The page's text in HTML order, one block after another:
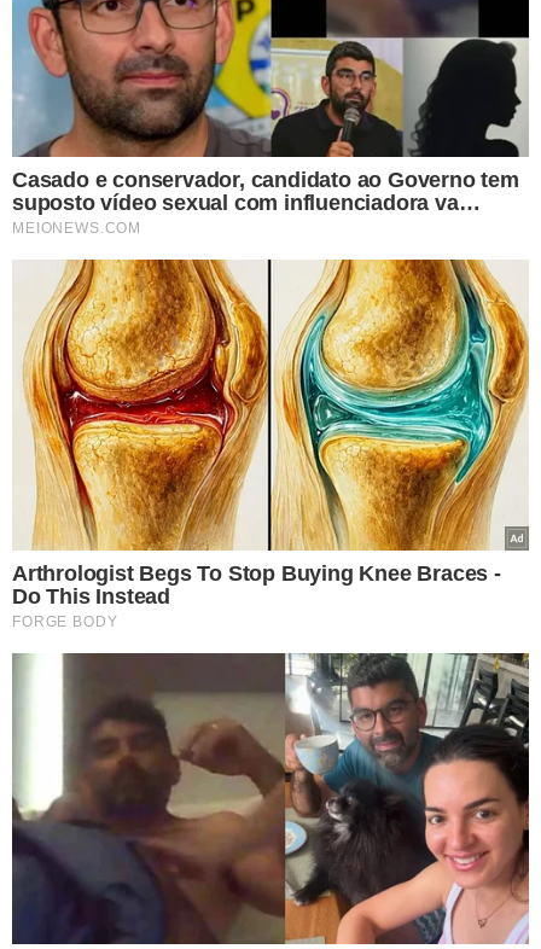
DISTRIBUIÇÃO DE VAGAS E SALÁRIOS
O concurso contemplou oportunidades para os cargos
de analista e técnico judiciário em diversas áreas. Veja
abaixo os detalhes:
Analista Judiciário(salário de R$ 13.994,78):
Área administrativa
biblioteconomia, enfermagem, engenharia (civil, elétrica,
mecânica), estatística, medicina (clínica médica,
psiquiatria, medicina do trabalho), odontologia,
psicologia, serviço social e tecnologia da informação.
Área judiciária: formação em Direito.
Técnico Judiciário:
Área administrativa (todas as formações)– R$ 8.529,65
Agente da Polícia Judicial– R$ 9.773,56
Programação de Sistemas– R$ 8.529,65
ALTA PROCURA
O concurso foi um dos mais concorridos da história da
Justiça Eleitoral, com mais de 637 mil inscrições. Deste
total, cerca de 344 mil foram para o cargo de técnico
judiciário e aproximadamente 293 mil para analista.
A lista completa com os resultados pode ser consultada